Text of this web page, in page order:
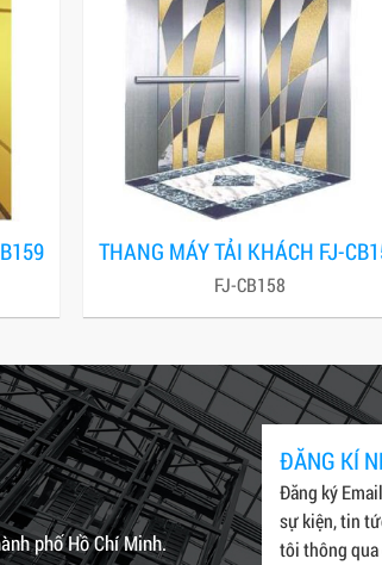
THANG MÁY TẢI KHÁCH FJ-
FJ-CB158
phố Hồ Chí Minh.
ĐĂNG KÍ
Đăng ký
sự kiện, tin
tôi thông qua